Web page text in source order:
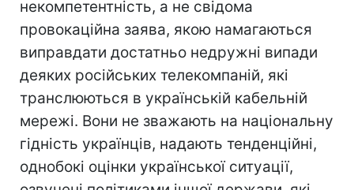
некомпетентність, а не свідома
провокаційна заява, якою намагаються
виправдати достатньо недружні випади
деяких російських телекомпаній, які
транслюються в українській кабельній
мережі. Вони не зважають на національну
гідність українців, надають тенденційні,
однобокі оцінки української ситуації,